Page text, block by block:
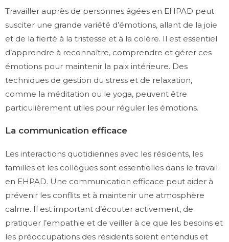
Travailler auprès de personnes âgées en EHPAD peut
susciter une grande variété d’émotions, allant de la joie
et de la fierté à la tristesse et à la colère. Il est essentiel
d’apprendre à reconnaître, comprendre et gérer ces
émotions pour maintenir la paix intérieure. Des
techniques de gestion du stress et de relaxation,
comme la méditation ou le yoga, peuvent être
particulièrement utiles pour réguler les émotions.
La communication efficace
Les interactions quotidiennes avec les résidents, les
familles et les collègues sont essentielles dans le travail
en EHPAD. Une communication efficace peut aider à
prévenir les conflits et à maintenir une atmosphère
calme. Il est important d’écouter activement, de
pratiquer l’empathie et de veiller à ce que les besoins et
les préoccupations des résidents soient entendus et